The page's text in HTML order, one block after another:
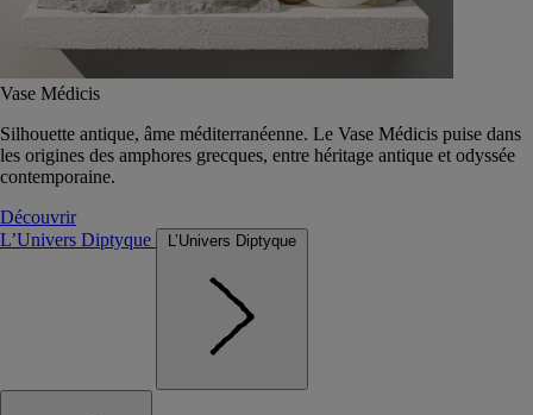
Vase Médicis
Silhouette antique, âme méditerranéenne. Le Vase Médicis puise dans
les origines des amphores grecques, entre héritage antique et odyssée
contemporaine.
Découvrir
L’Univers Diptyque
L’Univers Diptyque